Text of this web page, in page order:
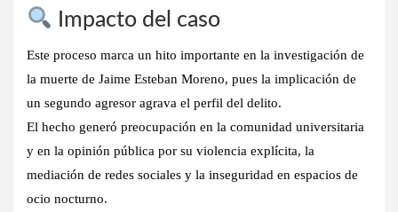
Impacto del caso
Este proceso marca un hito importante en la investigación de
la muerte de Jaime Esteban Moreno, pues la implicación de
un segundo agresor agrava el perfil del delito.
El hecho generó preocupación en la comunidad universitaria
y en la opinión pública por su violencia explícita, la
mediación de redes sociales y la inseguridad en espacios de
ocio nocturno.